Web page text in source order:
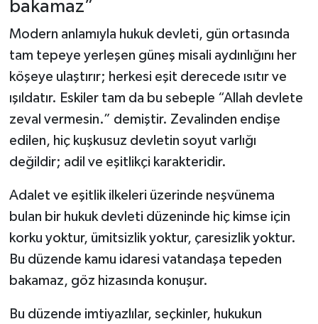
bakamaz”
Modern anlamıyla hukuk devleti, gün ortasında
tam tepeye yerleşen güneş misali aydınlığını her
köşeye ulaştırır; herkesi eşit derecede ısıtır ve
ışıldatır. Eskiler tam da bu sebeple “Allah devlete
zeval vermesin.” demiştir. Zevalinden endişe
edilen, hiç kuşkusuz devletin soyut varlığı
değildir; adil ve eşitlikçi karakteridir.
Adalet ve eşitlik ilkeleri üzerinde neşvünema
bulan bir hukuk devleti düzeninde hiç kimse için
korku yoktur, ümitsizlik yoktur, çaresizlik yoktur.
Bu düzende kamu idaresi vatandaşa tepeden
bakamaz, göz hizasında konuşur.
Bu düzende imtiyazlılar, seçkinler, hukukun